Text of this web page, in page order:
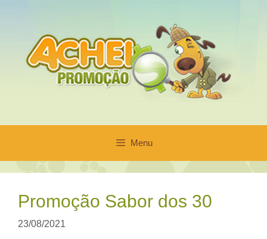
conteúdo
Menu
Promoção Sabor dos 30
23/08/2021